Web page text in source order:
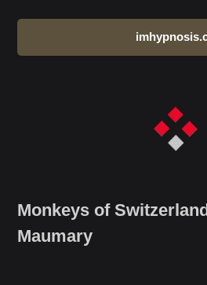
Monkeys of
Maumary